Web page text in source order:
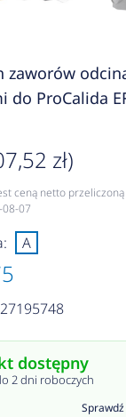
zaworów
ProCalida
zł)
ceną netto
08-07
A
dostępny
2 dni roboczych